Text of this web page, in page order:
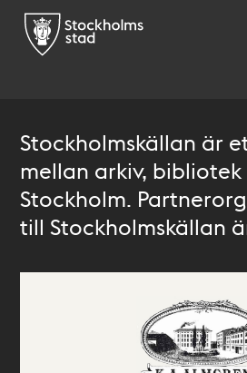
Stockholmskällan är
mellan arkiv, bibliotek
Stockholm.
till Stockholmskällan